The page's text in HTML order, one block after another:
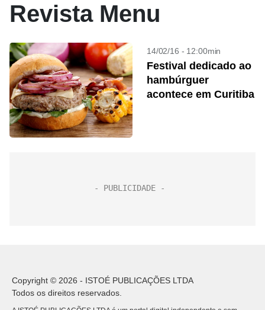
Revista Menu
14/02/16 - 12:00min
Festival dedicado ao
hambúrguer
acontece em Curitiba
Copyright © 2026 - ISTOÉ PUBLICAÇÕES LTDA
Todos os direitos reservados.